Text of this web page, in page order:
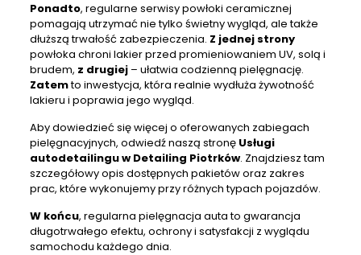
Ponadto, regularne serwisy powłoki ceramicznej
pomagają utrzymać nie tylko świetny wygląd, ale także
dłuższą trwałość zabezpieczenia. Z jednej strony
powłoka chroni lakier przed promieniowaniem UV, solą i
brudem, z drugiej– ułatwia codzienną pielęgnację.
Zatemto inwestycja, która realnie wydłuża żywotność
lakieru i poprawia jego wygląd.
Aby dowiedzieć się więcej o oferowanych zabiegach
pielęgnacyjnych, odwiedź naszą stronę Usługi
autodetailingu w Detailing Piotrków. Znajdziesz tam
szczegółowy opis dostępnych pakietów oraz zakres
prac, które wykonujemy przy różnych typach pojazdów.
W końcu, regularna pielęgnacja auta to gwarancja
długotrwałego efektu, ochrony i satysfakcji z wyglądu
samochodu każdego dnia.